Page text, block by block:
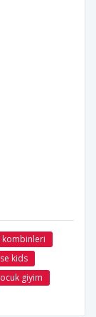
kombinleri
kids
giyim